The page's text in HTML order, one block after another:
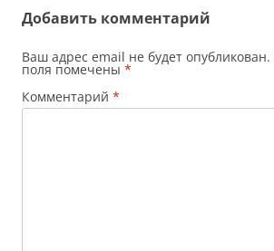
Добавить комментарий
Ваш адрес email не будет опубликован.
поля помечены *
Комментарий *